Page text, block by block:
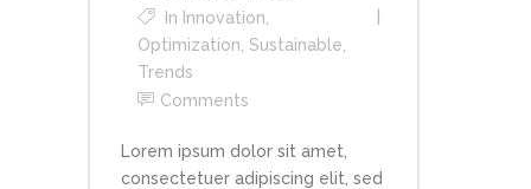
In Innovation
Optimization Sustainable
Trends
Comments
Lorem ipsum dolor sit amet,
consectetuer adipiscing elit, sed